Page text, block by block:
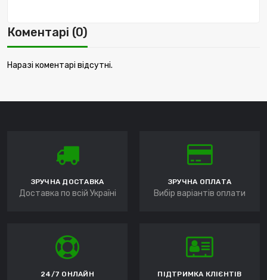
Коментарі (0)
Наразі коментарі відсутні.
ЗРУЧНА ДОСТАВКА
Доставка по всій Україні
ЗРУЧНА ОПЛАТА
Вибір варіантів оплати
24/7 ОНЛАЙН ПІДТРИМКА КЛІЄНТІВ